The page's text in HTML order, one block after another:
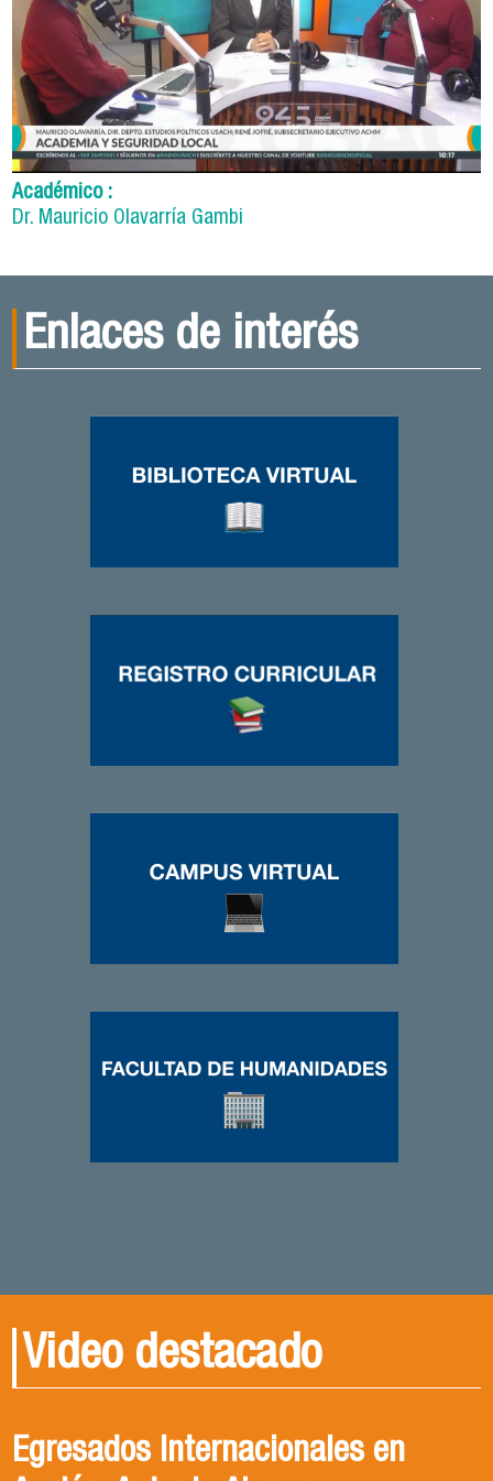
Académico :
Dr. Mauricio Olavarría Gambi
Enlaces de interés
Video destacado
PALABRA FAHU | Crisis de
Egresados Internacionales en
Revive el XIV Congreso Chileno de